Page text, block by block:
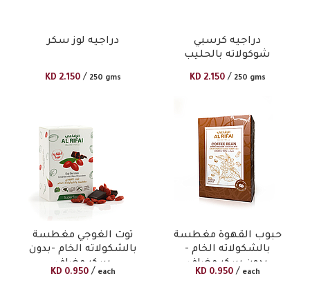
دراجيه لوز سكر
KD 2.150 / 250 gms
دراجيه كرسبي
شوكولاته بالحليب
KD 2.150 / 250 gms
توت الغوجي مغطسة
بالشكولاته الخام -بدون
سكر مضاف
KD 0.950 / each
حبوب القهوة مغطسة
بالشكولاته الخام -
بدون سكر مضاف
KD 0.950 / each